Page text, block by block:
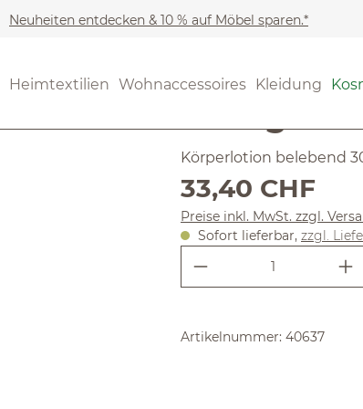
Neuheiten entdecken & 10 % auf Möbel sparen.*
Heimtextilien Wohnaccessoires Kleidung
(4.84) 19
Körperlotion belebend
Regulärer Preis:
33,40 CHF
Preise inkl. MwSt. zzgl.
Sofort lieferbar, zzgl.
Produkt
Artikelnummer: 40637